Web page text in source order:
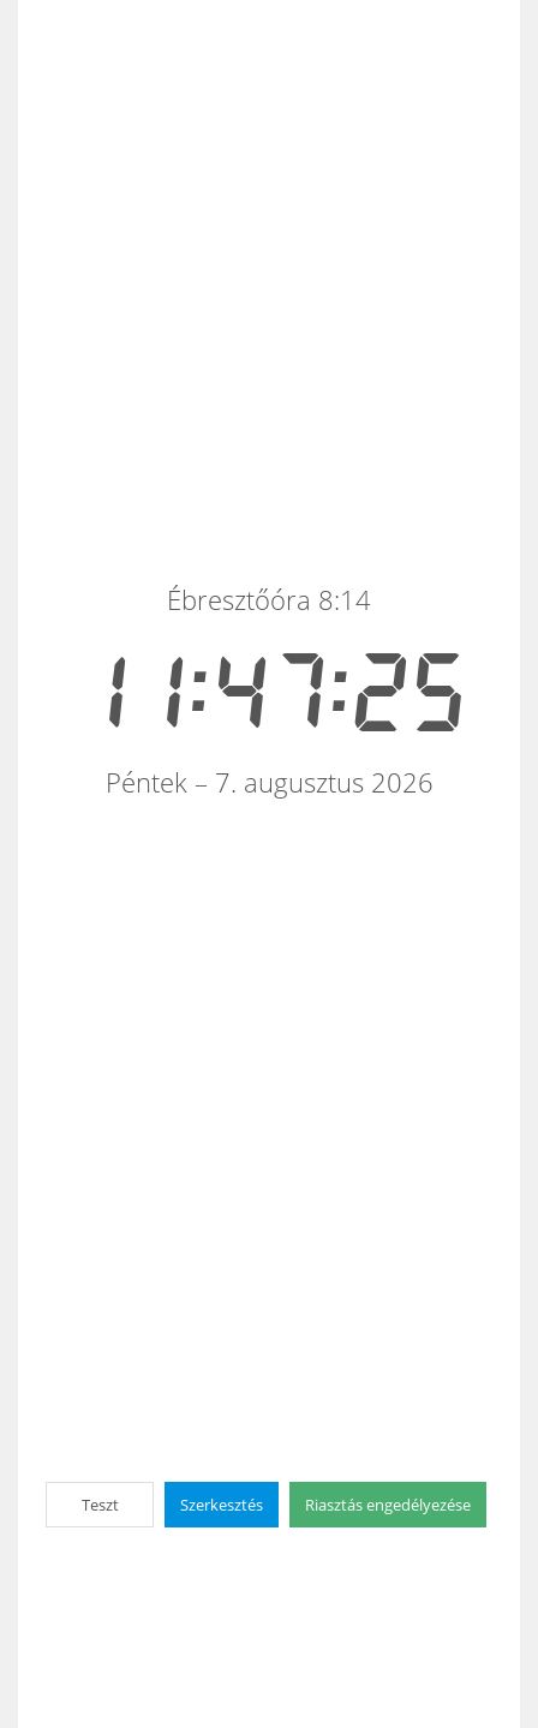
11:47:25
Ébresztőóra 8:14
Péntek – 7. augusztus 2026
Teszt Szerkesztés Riasztás engedélyezése